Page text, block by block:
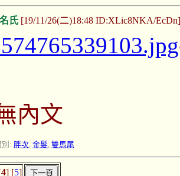
氏 [19/11/26(二)18:48 ID:XLic8NKA/
內文
別: 胖次, 金髮, 雙馬尾
4] [5]